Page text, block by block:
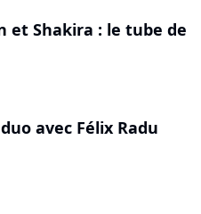
et Shakira : le tube de
avec Félix Radu